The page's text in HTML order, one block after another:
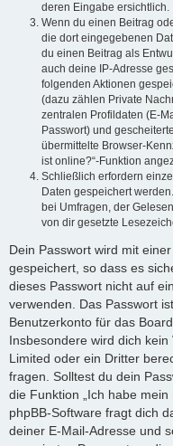
deren Eingabe ersichtlich.
Wenn du einen Beitrag
die dort eingegebenen
du einen Beitrag als
auch deine IP-Adresse
folgenden Aktionen
(dazu zählen Private
zentralen Profildaten (E-
Passwort) und
übermittelte Browser-
ist online?“-Funktion
Schließlich erfordern
Daten gespeichert
bei Umfragen, der
von dir gesetzte
Dein Passwort wird mit
gespeichert, so dass es
dieses Passwort nicht auf
verwenden. Das Passwort
Benutzerkonto für das
Insbesondere wird dich
Limited oder ein Dritter
fragen. Solltest du dein
die Funktion „Ich habe
phpBB-Software fragt dich
deiner E-Mail-Adresse und